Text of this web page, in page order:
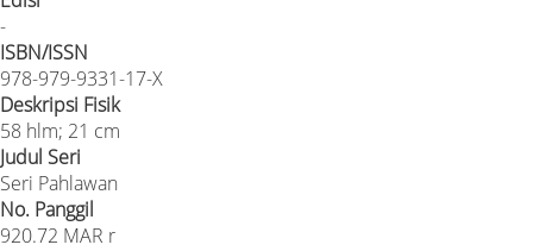
-
ISBN/ISSN
978-979-9331-17-X
Deskripsi Fisik
58 hlm; 21 cm
Judul Seri
Seri Pahlawan
No. Panggil
920.72 MAR r